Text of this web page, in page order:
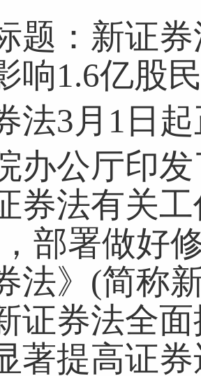
题：新证
响1.6亿股
法3月1日
办公厅印
券法有关
部署做好
法》(简称
证券法全
著提高证